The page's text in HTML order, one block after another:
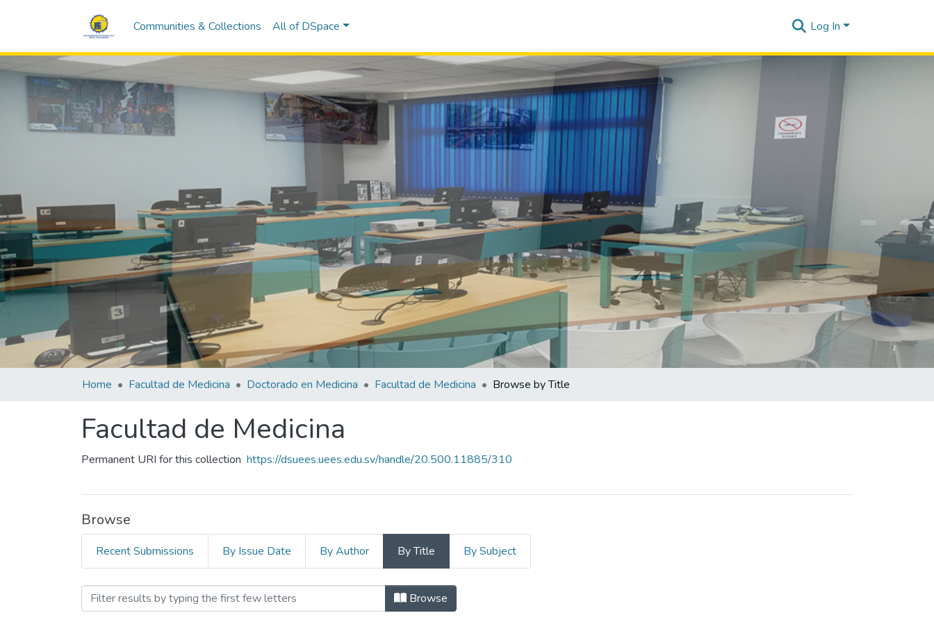
Communities & Collections All of DSpace Log In
Home Facultad de Medicina Doctorado en Medicina Facultad de Medicina Browse by Title
Facultad de Medicina
Permanent URI for this collection https://dsuees.uees.edu.sv/handle/20.500.11885/310
Browse
Recent Submissions By Issue Date By Author By Title By Subject
Browsing Facultad de Medicina by TitleBrowse